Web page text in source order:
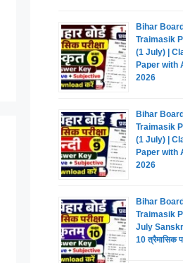
Bihar
Traimasik
(1 July) |
Paper with
2026
Bihar
Traimasik
(1 July) |
Paper with
2026
Bihar
Traimasik
July
10 त्रैमासिक